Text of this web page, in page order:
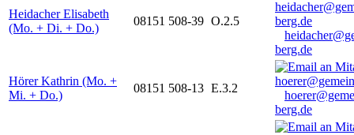
Heidacher Elisabeth
(Mo. + Di. + Do.)
08151 508-39 O.2.5
berg.de
Hörer Kathrin (Mo. +
Mi. + Do.)
08151 508-13 E.3.2
berg.de